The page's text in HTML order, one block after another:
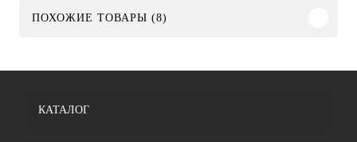
ПОХОЖИЕ ТОВАРЫ (8)
КАТАЛОГ